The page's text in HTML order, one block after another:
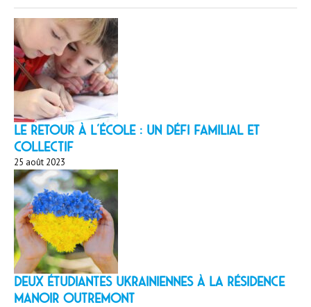
LE RETOUR À L’ÉCOLE : un défi familial et
collectif
25 août 2023
Deux étudiantes ukrainiennes à la résidence
Manoir Outremont